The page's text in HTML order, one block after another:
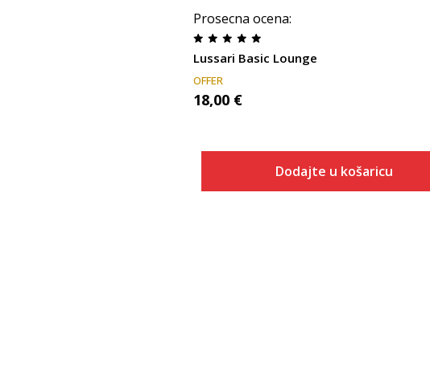
Prosecna ocena:
Lussari Basic Lounge
OFFER
18,00 €
Dodajte u košaricu